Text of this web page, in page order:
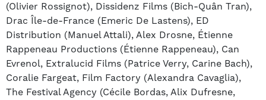
(Olivier Rossignot), Dissidenz Films (Bich-Quân Tran),
Drac Île-de-France (Emeric De Lastens), ED
Distribution (Manuel Attali), Alex Drosne, Étienne
Rappeneau Productions (Étienne Rappeneau), Can
Evrenol, Extralucid Films (Patrice Verry, Carine Bach),
Coralie Fargeat, Film Factory (Alexandra Cavaglia),
The Festival Agency (Cécile Bordas, Alix Dufresne,